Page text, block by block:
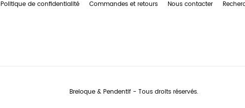
Politique de confidentialité Commandes et retours Nous contacter
Breloque & Pendentif - Tous droits réservés.